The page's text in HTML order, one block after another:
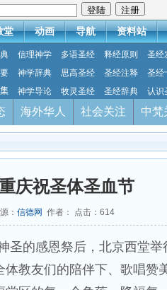
堂 动画 导航 资料站
信理神学 多语圣经 释经原则 圣经
神学辞典 思高圣经 圣经注释 圣经
神学导论 牧灵圣经 圣经辞典 认识
海外华人 社会关注 中梵
庆祝圣体圣血节
： 信德网 作者： 点击： 614
圣的感恩祭后，北京西堂举
教友们的陪伴下、歌唱赞